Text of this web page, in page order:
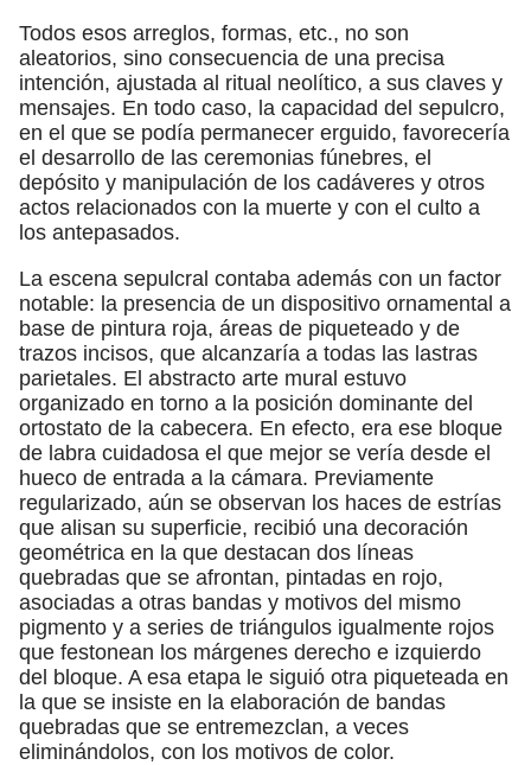
Todos esos arreglos, formas, etc., no son
aleatorios, sino consecuencia de una precisa
intención, ajustada al ritual neolítico, a sus claves y
mensajes. En todo caso, la capacidad del sepulcro,
en el que se podía permanecer erguido, favorecería
el desarrollo de las ceremonias fúnebres, el
depósito y manipulación de los cadáveres y otros
actos relacionados con la muerte y con el culto a
los antepasados.
La escena sepulcral contaba además con un factor
notable: la presencia de un dispositivo ornamental a
base de pintura roja, áreas de piqueteado y de
trazos incisos, que alcanzaría a todas las lastras
parietales. El abstracto arte mural estuvo
organizado en torno a la posición dominante del
ortostato de la cabecera. En efecto, era ese bloque
de labra cuidadosa el que mejor se vería desde el
hueco de entrada a la cámara. Previamente
regularizado, aún se observan los haces de estrías
que alisan su superficie, recibió una decoración
geométrica en la que destacan dos líneas
quebradas que se afrontan, pintadas en rojo,
asociadas a otras bandas y motivos del mismo
pigmento y a series de triángulos igualmente rojos
que festonean los márgenes derecho e izquierdo
del bloque. A esa etapa le siguió otra piqueteada en
la que se insiste en la elaboración de bandas
quebradas que se entremezclan, a veces
eliminándolos, con los motivos de color.